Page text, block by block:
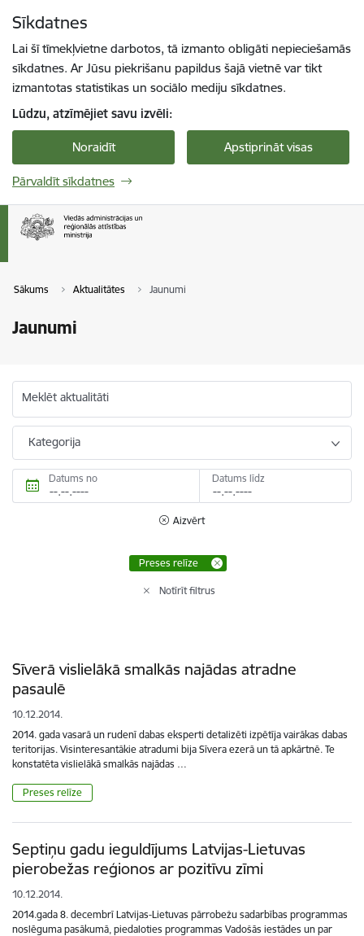
Sīkdatnes
Lai šī tīmekļvietne darbotos, tā izmanto obligāti nepieciešamās
sīkdatnes. Ar Jūsu piekrišanu papildus šajā vietnē var tikt
izmantotas statistikas un sociālo mediju sīkdatnes.
Lūdzu, atzīmējiet savu izvēli:
Noraidīt Apstiprināt visas
Pārvaldīt sīkdatnes
Sākums Aktualitātes Jaunumi
Jaunumi
Meklēt aktualitāti
Kategorija
Datums no Datums līdz
Aizvērt
Preses relīze
Notīrīt filtrus
Sīverā vislielākā smalkās najādas atradne
pasaulē
10.12.2014.
2014. gada vasarā un rudenī dabas eksperti detalizēti izpētīja vairākas dabas
teritorijas. Visinteresantākie atradumi bija Sīvera ezerā un tā apkārtnē. Te
konstatēta vislielākā smalkās najādas …
Preses relīze
Septiņu gadu ieguldījums Latvijas-Lietuvas
pierobežas reģionos ar pozitīvu zīmi
10.12.2014.
2014.gada 8. decembrī Latvijas-Lietuvas pārrobežu sadarbības programmas
noslēguma pasākumā, piedaloties programmas Vadošās iestādes un par